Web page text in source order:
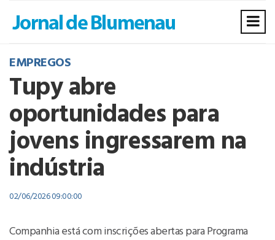
EMPREGOS
Tupy abre
oportunidades para
jovens ingressarem na
indústria
02/06/2026 09:00:00
Companhia está com inscrições abertas para Programa